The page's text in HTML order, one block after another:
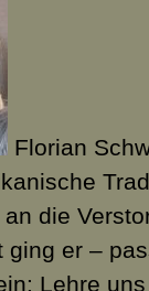
Florian
die
ging er –
Lehre